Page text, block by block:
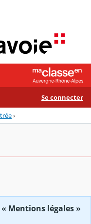
Se connecter
›
Mentions légales »